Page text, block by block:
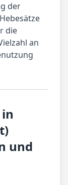
der
die
an
und